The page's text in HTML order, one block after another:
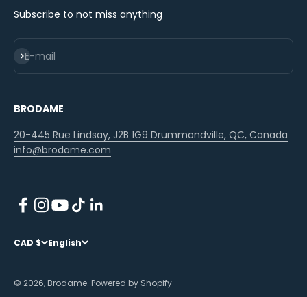
Subscribe to not miss anything
E-mail
Subscribe
BRODAME
20-445 Rue Lindsay, J2B 1G9 Drummondville, QC, Canada
info@brodame.com
CAD $ English
© 2026, Brodame. Powered by Shopify